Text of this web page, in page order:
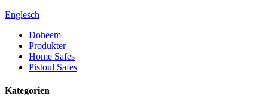
Englesch
Doheem
Produkter
Home Safes
Pistoul Safes
Kategorien